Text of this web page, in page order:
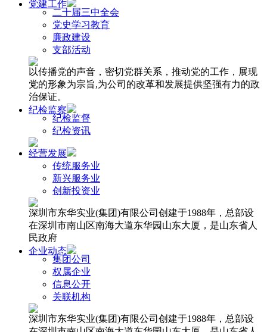
党建工作
二十届三中全会
党史学习教育
廉政建设
支部活动
以传播党的声音，密切党群关系，推动党的工作，展现
党的形象为宗旨,为公司的改革和发展提供坚强有力的政
治保证。
纪检监察
纪检监督
纪检资讯
经营发展
传统服务业
新兴服务业
创新投资业
深圳市东华实业(集团)有限公司创建于1988年，总部设
在深圳市南山区南海大道东华园山东大厦，是山东省人
民政府
企业动态
集团公司
权属企业
信息公开
关联机构
深圳市东华实业(集团)有限公司创建于1988年，总部设